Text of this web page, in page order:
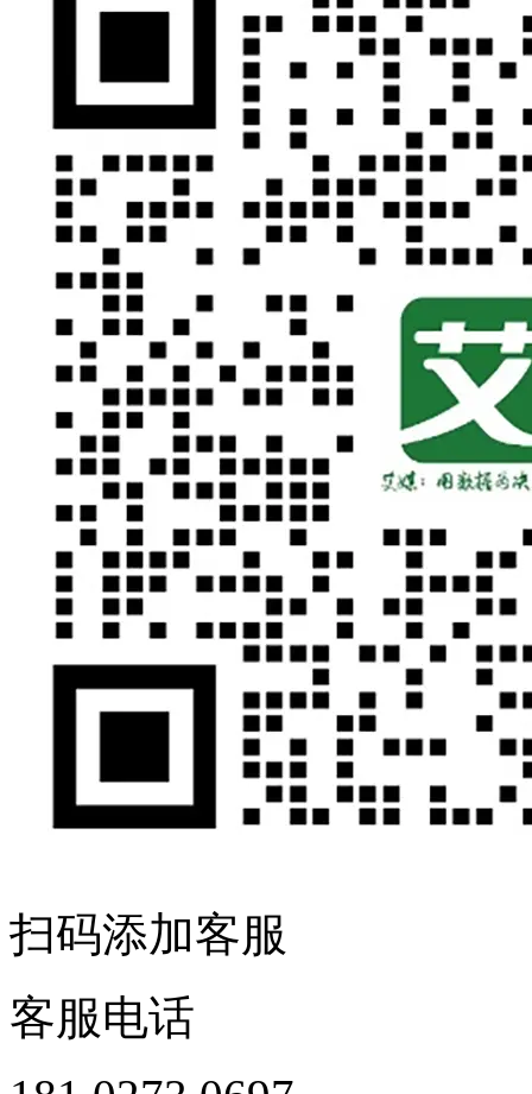
扫码添加客服
客服电话